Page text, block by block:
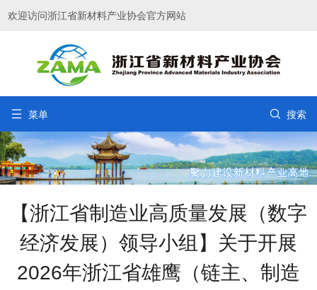
欢迎访问浙江省新材料产业协会官方网站
 菜单  搜索
【浙江省制造业高质量发展（数字
经济发展）领导小组】关于开展
2026年浙江省雄鹰（链主、制造